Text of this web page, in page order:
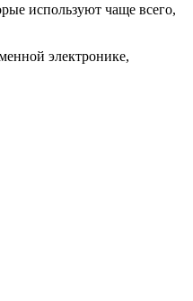
используют чаще всего,
электронике,